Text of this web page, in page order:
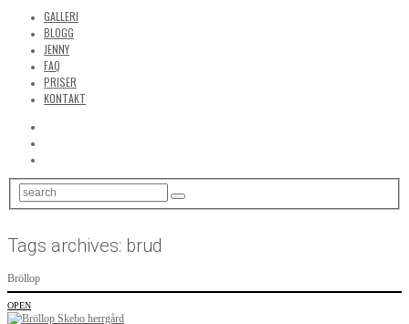
GALLERI
BLOGG
JENNY
FAQ
PRISER
KONTAKT
Tags archives: brud
Bröllop
OPEN